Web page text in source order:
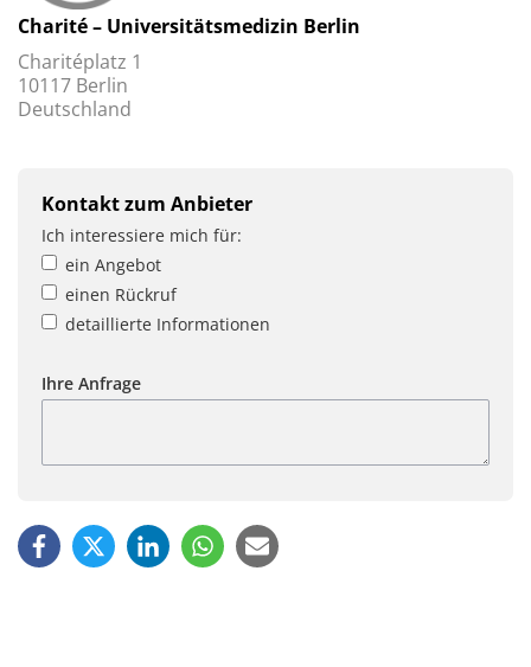
Charité – Universitätsmedizin Berlin
Charitéplatz 1
10117 Berlin
Deutschland
Kontakt zum Anbieter
Ich interessiere mich für:
ein Angebot
einen Rückruf
detaillierte Informationen
Ihre Anfrage